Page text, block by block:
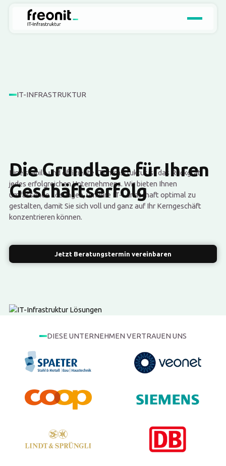
IT-INFRASTRUKTUR
Die Grundlage für Ihren
Geschäftserfolg
Eine stabile und effiziente IT-Infrastruktur ist das Rückgrat
jedes erfolgreichen Unternehmens. Wir bieten Ihnen
umfassende Lösungen, um Ihre IT-Landschaft optimal zu
gestalten, damit Sie sich voll und ganz auf Ihr Kerngeschäft
konzentrieren können.
Jetzt Beratungstermin vereinbaren
DIESE UNTERNEHMEN VERTRAUEN UNS